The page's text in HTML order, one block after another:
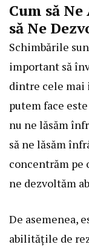
Cum să
să Ne
Schimbările
important să
dintre cele mai
putem face
nu ne lăsăm
să ne lăsăm
concentrăm pe
ne dezvoltăm
De asemenea,
abilitățile de